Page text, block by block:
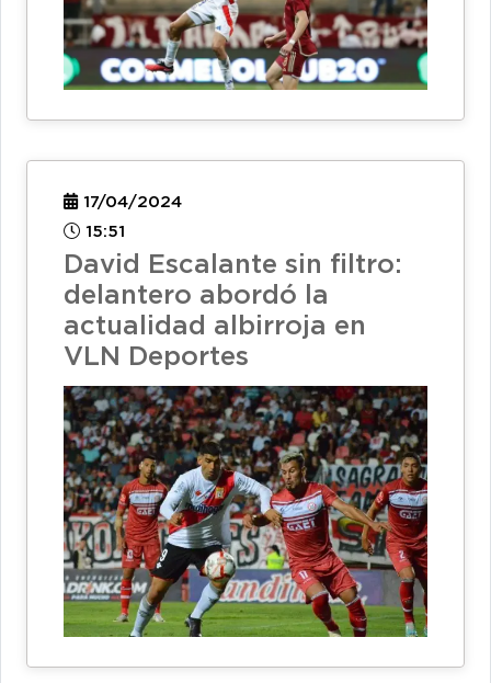
17/04/2024
15:51
David Escalante sin filtro:
delantero abordó la
actualidad albirroja en
VLN Deportes